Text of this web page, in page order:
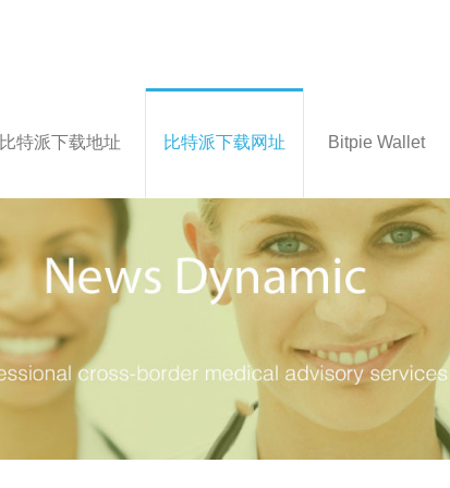
比特派下载地址 比特派下载网址 Bitpie Wallet